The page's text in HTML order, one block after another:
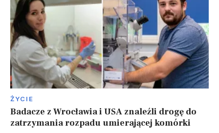
ŻYCIE
Badacze z Wrocławia i USA znaleźli drogę do
zatrzymania rozpadu umierającej komórki